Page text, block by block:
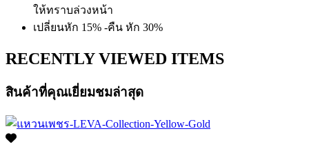
ให้ทราบล่วงหน้า
เปลี่ยนหัก 15% -คืน หัก 30%
RECENTLY VIEWED ITEMS
สินค้าที่คุณเยี่ยมชมล่าสุด